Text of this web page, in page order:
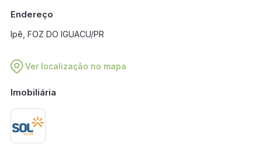
Endereço
Ipê, FOZ DO IGUACU/PR
Ver localização no mapa
Imobiliária